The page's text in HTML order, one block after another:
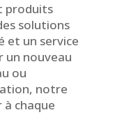
produits
solutions
et un service
un nouveau
ou
notre
chaque